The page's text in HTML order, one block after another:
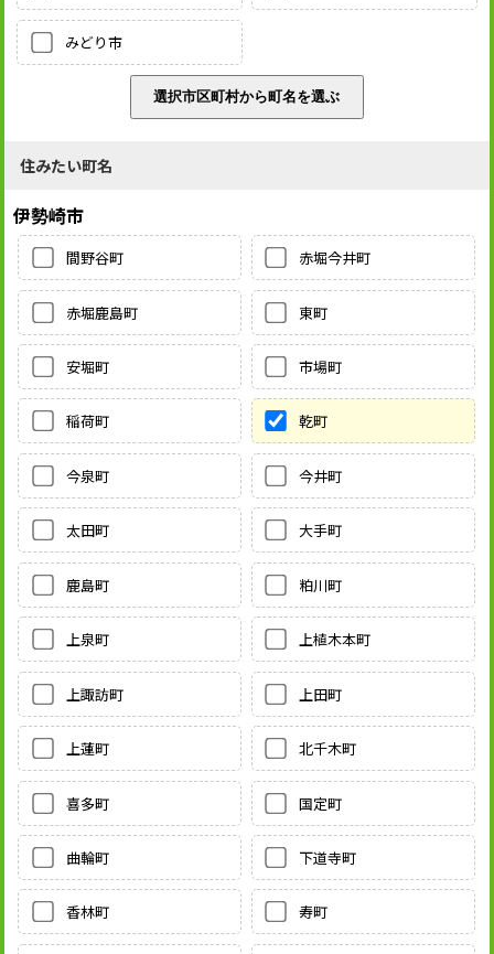
みどり市
住みたい町名
伊勢崎市
間野谷町 赤堀今井町
赤堀鹿島町 東町
安堀町 市場町
稲荷町 乾町
今泉町 今井町
太田町 大手町
鹿島町 粕川町
上泉町 上植木本町
上諏訪町 上田町
上蓮町 北千木町
喜多町 国定町
曲輪町 下道寺町
香林町 寿町